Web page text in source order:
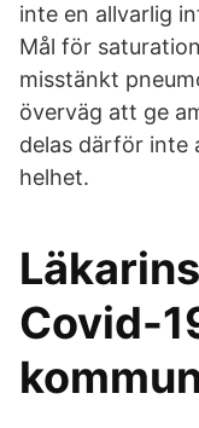
inte en allvarlig
Mål för
misstänkt
överväg att ge
delas därför inte
helhet.
Covid-